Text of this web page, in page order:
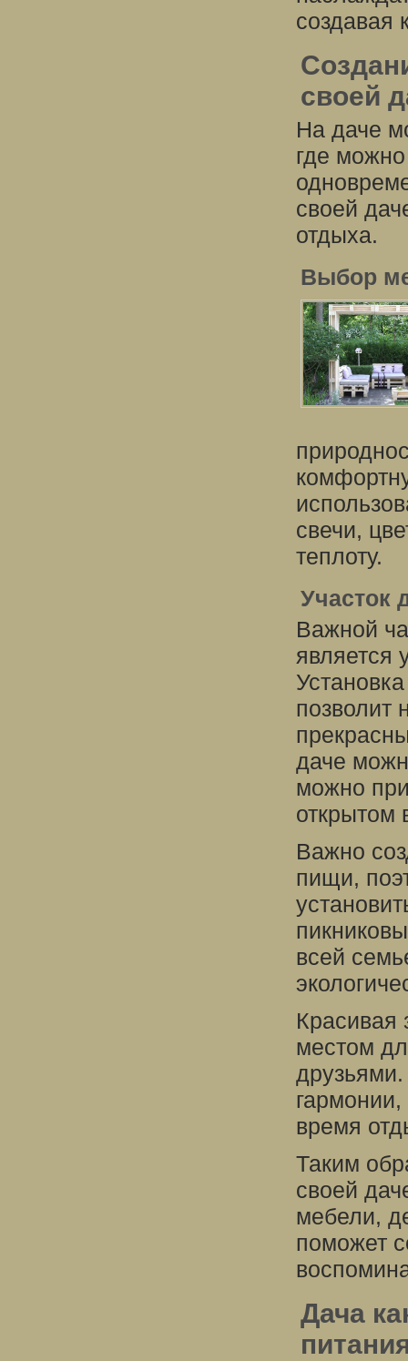
создавая
своей
На даче
где
своей
отдыха.
Выбор
свечи,
теплоту.
Участок
Важной
является
позволит
даче
можно
открытом
Важно
пищи,
всей
Красивая
местом
время
Таким
своей
мебели,
поможет
Дача